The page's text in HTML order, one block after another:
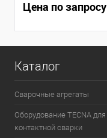
Цена по запросу
Каталог
Сварочные агрегаты
Оборудование TECNA для
контактной сварки